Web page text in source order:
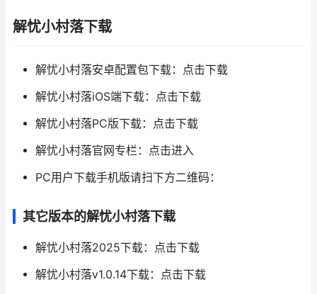
解忧小村落下载
解忧小村落安卓配置包下载：点击下载
解忧小村落iOS端下载：点击下载
解忧小村落PC版下载：点击下载
解忧小村落官网专栏：点击进入
PC用户下载手机版请扫下方二维码：
其它版本的解忧小村落下载
解忧小村落2025下载：点击下载
解忧小村落v1.0.14下载：点击下载